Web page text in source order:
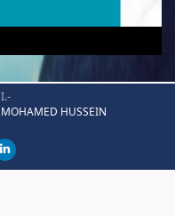
I.-
MOHAMED HUSSEIN